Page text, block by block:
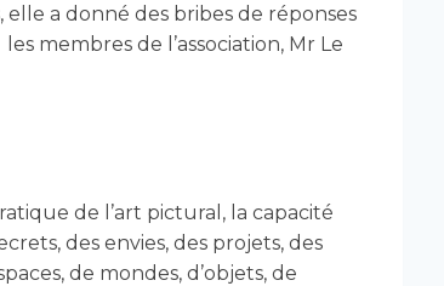
a donné des bribes de réponses
membres de l’association, Mr Le
de l’art pictural, la capacité
des envies, des projets, des
de mondes, d’objets, de